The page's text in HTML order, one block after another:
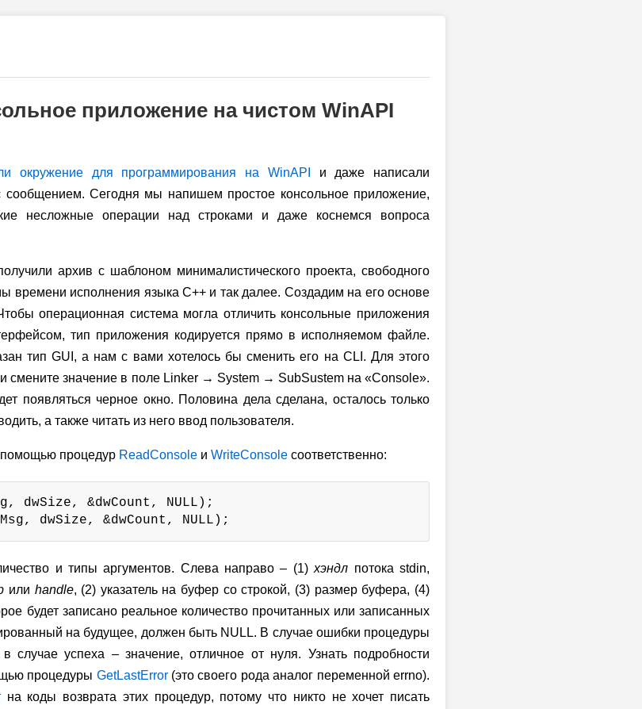
приложение на чистом WinAPI
окружение для программирования на WinAPI
и даже написали
сообщением. Сегодня мы напишем простое консольное приложение,
несложные операции над строками и даже коснемся вопроса
архив с шаблоном минималистического проекта, свободного
времени исполнения языка C++ и так далее. Создадим на его основе
операционная система могла отличить консольные приложения
тип приложения кодируется прямо в исполняемом файле.
тип GUI, а нам с вами хотелось бы сменить его на CLI. Для этого
и смените значение в поле Linker → System → SubSustem на «Console».
появляться черное окно. Половина дела сделана, осталось только
а также читать из него ввод пользователя.
помощью процедур ReadConsole и WriteConsole соответственно:
dwSize, &dwCount, NULL);
dwSize, &dwCount, NULL);
и типы аргументов. Слева направо – (1)хэндл потока stdin,
или handle, (2) указатель на буфер со строкой, (3) размер буфера, (4)
будет записано реальное количество прочитанных или записанных
на будущее, должен быть NULL. В случае ошибки процедуры
случае успеха – значение, отличное от нуля. Узнать подробности
процедуры GetLastError(это своего рода аналог переменной errno).
на коды возврата этих процедур, потому что никто не хочет писать